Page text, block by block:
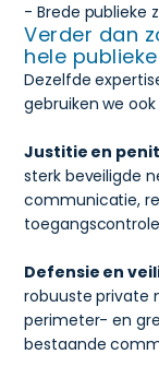
- Brede publieke
Verder dan
hele
Dezelfde
gebruiken we
Justitie en
sterk beveiligde
communicatie,
Defensie en
robuuste private
perimeter- en
bestaande